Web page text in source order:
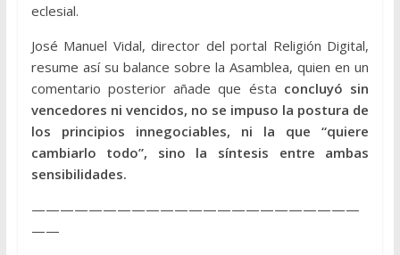
eclesial.
José Manuel Vidal, director del portal Religión Digital,
resume así su balance sobre la Asamblea, quien en un
comentario posterior añade que ésta concluyó sin
vencedores ni vencidos, no se impuso la postura de
los principios innegociables, ni la que “quiere
cambiarlo todo”, sino la síntesis entre ambas
sensibilidades.
———————————————————————
——